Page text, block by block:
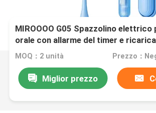
MIROOOO G05 Spazzolino elettrico
orale con allarme del timer e
MOQ：2 unità
Miglior prezzo